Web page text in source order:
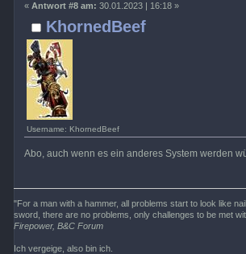
KhornedBeef
Username: KhornedBeef
« Antwort #8 am: 30.01.2023 | 16:18 »
Abo, auch wenn es ein anderes System werden
"For a man with a hammer, all problems start to look like
sword, there are no problems, only challenges to be met
Firepower, B&C Forum
Ich vergeige, also bin ich.